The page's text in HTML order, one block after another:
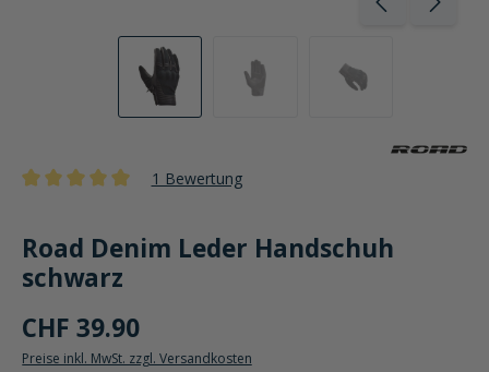
1 Bewertung
Road Denim Leder Handschuh
schwarz
CHF 39.90
Preise inkl. MwSt. zzgl. Versandkosten